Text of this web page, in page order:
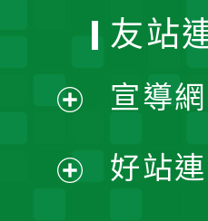
開
友站
宣導
好站